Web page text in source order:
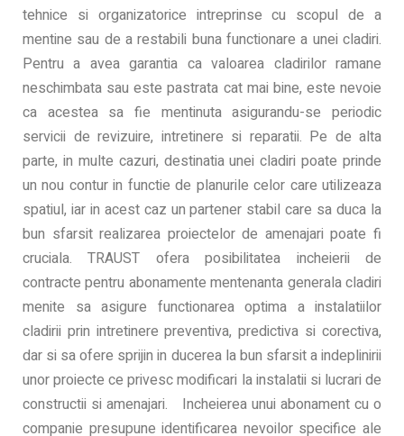
tehnice si organizatorice intreprinse cu scopul de a
mentine sau de a restabili buna functionare a unei cladiri.
Pentru a avea garantia ca valoarea cladirilor ramane
neschimbata sau este pastrata cat mai bine, este nevoie
ca acestea sa fie mentinuta asigurandu-se periodic
servicii de revizuire, intretinere si reparatii. Pe de alta
parte, in multe cazuri, destinatia unei cladiri poate prinde
un nou contur in functie de planurile celor care utilizeaza
spatiul, iar in acest caz un partener stabil care sa duca la
bun sfarsit realizarea proiectelor de amenajari poate fi
cruciala. TRAUST ofera posibilitatea incheierii de
contracte pentru abonamente mentenanta generala cladiri
menite sa asigure functionarea optima a instalatiilor
cladirii prin intretinere preventiva, predictiva si corectiva,
dar si sa ofere sprijin in ducerea la bun sfarsit a indeplinirii
unor proiecte ce privesc modificari la instalatii si lucrari de
constructii si amenajari. Incheierea unui abonament cu o
companie presupune identificarea nevoilor specifice ale